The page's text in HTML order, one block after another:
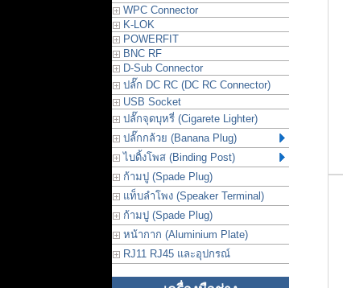
WPC Connector
K-LOK
POWERFIT
BNC RF
D-Sub Connector
ปลั๊ก DC RC (DC RC Connector)
USB Socket
ปลั๊กจุดบุหรี่ (Cigarete Lighter)
ปลั๊กกล้วย (Banana Plug)
ไบดิ้งโพส (Binding Post)
ก้ามปู (Spade Plug)
แท็บลำโพง (Speaker Terminal)
ก้ามปู (Spade Plug)
หน้ากาก (Aluminium Plate)
RJ11 RJ45 และอุปกรณ์